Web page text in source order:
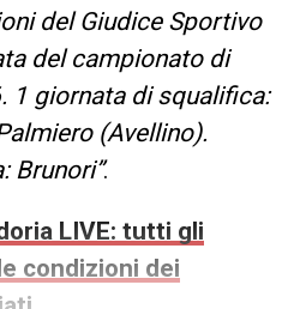
del Giudice Sportivo
del campionato di
1 giornata di squalifica:
(Avellino).
Brunori”.
LIVE: tutti gli
condizioni dei